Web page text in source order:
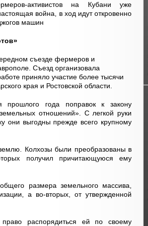
активистов на Кубани уже
война, в ход идут откровенно
машин
съезде фермеров и
Съезд организовала
приняло участие более тысячи
края и Ростовской области.
года поправок к закону
отношений». С легкой руки
они выгодны прежде всего крупному
Колхозы были преобразованы в
получил причитающуюся ему
размера земельного массива,
а во-вторых, от утвержденной
распорядиться ей по своему